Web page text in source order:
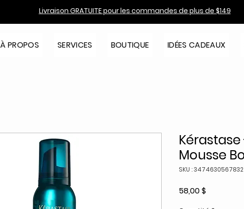
Livraison GRATUITE pour les commandes de plus de $149
À PROPOS SERVICES BOUTIQUE IDÉES CADEAUX
Mousse
SKU : 3474630567832
58,00 $